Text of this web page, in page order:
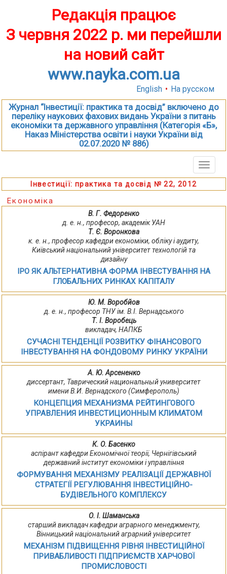
Редакція працює
З червня 2022 р. ми перейшли
на новий сайт
www.nayka.com.ua
English • На русском
Журнал “Інвестиції: практика та досвід” включено до
переліку наукових фахових видань України з питань
економіки та державного управління (Категорія «Б»,
Наказ Міністерства освіти і науки України від
02.07.2020 № 886)
Toggle
Інвестиції: практика та досвід № 22, 2012
Економіка
В. Г. Федоренко
д. е. н., професор, академік УАН
Т. Є. Воронкова
к. е. н., професор кафедри економіки, обліку і аудиту,
Київський національний університет технологій та
дизайну
ІРО ЯК АЛЬТЕРНАТИВНА ФОРМА ІНВЕСТУВАННЯ НА
ГЛОБАЛЬНИХ РИНКАХ КАПІТАЛУ
Ю. М. Воробйов
д. е. н., професор ТНУ ім. В.І. Вернадського
Т. І. Воробець
викладач, НАПКБ
СУЧАСНІ ТЕНДЕНЦІЇ РОЗВИТКУ ФІНАНСОВОГО
ІНВЕСТУВАННЯ НА ФОНДОВОМУ РИНКУ УКРАЇНИ
А. Ю. Арсененко
диссертант, Таврический национальный университет
имени В.И. Вернадского (Симферополь)
КОНЦЕПЦИЯ МЕХАНИЗМА РЕЙТИНГОВОГО
УПРАВЛЕНИЯ ИНВЕСТИЦИОННЫМ КЛИМАТОМ
УКРАИНЫ
К. О. Басенко
аспірант кафедри Економічної теорії, Чернігівський
державний інститут економіки і управління
ФОРМУВАННЯ МЕХАНІЗМУ РЕАЛІЗАЦІЇ ДЕРЖАВНОЇ
СТРАТЕГІЇ РЕГУЛЮВАННЯ ІНВЕСТИЦІЙНО-
БУДІВЕЛЬНОГО КОМПЛЕКСУ
О. І. Шаманська
старший викладач кафедри аграрного менеджменту,
Вінницький національний аграрний університет
МЕХАНІЗМ ПІДВИЩЕННЯ РІВНЯ ІНВЕСТИЦІЙНОЇ
ПРИВАБЛИВОСТІ ПІДПРИЄМСТВ ХАРЧОВОЇ
ПРОМИСЛОВОСТІ